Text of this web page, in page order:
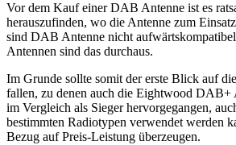
Vor dem Kauf einer DAB Antenne ist es
herauszufinden, wo die Antenne zum
sind DAB Antenne nicht
Antennen sind das durchaus.
Im Grunde sollte somit der erste Blick auf
fallen, zu denen auch die Eightwood DAB+
im Vergleich als Sieger hervorgegangen,
bestimmten Radiotypen verwendet werden
Bezug auf Preis-Leistung überzeugen.